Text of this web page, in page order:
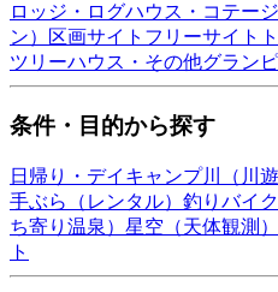
ロッジ・ログハウス・コテージ
ン）
区画サイト フリーサイト
ツリーハウス・その他グラン
条件・目的から探す
日帰り・デイキャンプ川（川遊
手ぶら（レンタル） 釣り バイク
ち寄り温泉） 星空（天体観測）
ト